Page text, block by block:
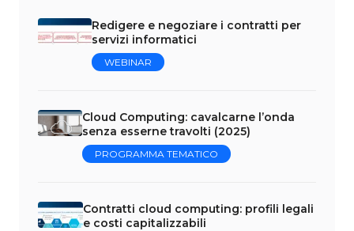
Redigere e negoziare i contratti per
servizi informatici
WEBINAR
Cloud Computing: cavalcarne l’onda
senza esserne travolti (2025)
PROGRAMMA TEMATICO
Contratti cloud computing: profili legali
e costi capitalizzabili